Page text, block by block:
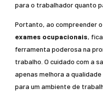
para o trabalhador quanto
Portanto, ao compreender
exames ocupacionais,
ferramenta poderosa na
trabalho. O cuidado com a
apenas melhora a
para um ambiente de